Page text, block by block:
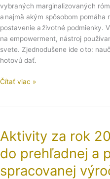
vybraných marginalizovaných
a najmä akým spôsobom pomáha
postavenie a životné podmienky.
na empowerment, nástroj
svete. Zjednodušene ide o to:
hotovú dať.
rómskych
žien
Čítať viac »
Aktivity za rok
do prehľadnej a
spracovanej
rok
sme
do